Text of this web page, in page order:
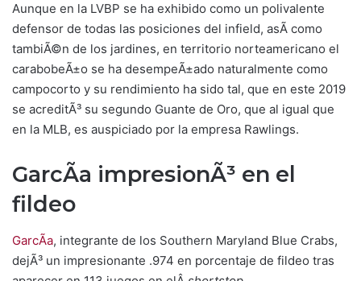
Aunque en la LVBP se ha exhibido como un polivalente
defensor de todas las posiciones del infield, asÃ­ como
tambiÃ©n de los jardines, en territorio norteamericano el
carabobeÃ±o se ha desempeÃ±ado naturalmente como
campocorto y su rendimiento ha sido tal, que en este 2019
se acreditÃ³ su segundo Guante de Oro, que al igual que
en la MLB, es auspiciado por la empresa Rawlings.
GarcÃ­a impresionÃ³ en el
fildeo
GarcÃ­a, integrante de los Southern Maryland Blue Crabs,
dejÃ³ un impresionante .974 en porcentaje de fildeo tras